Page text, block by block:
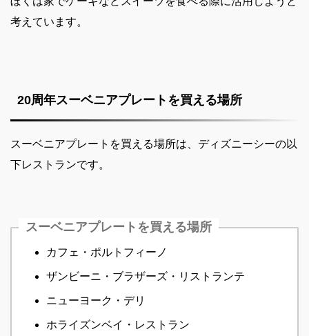
考えています。
20周年スーベニアプレートを買える場所
スーベニアプレートを買える場所は、ディズニーシーの以
下レストランです。
スーベニアプレートを買える場所
カフェ・ポルトフィーノ
ザンビーニ・ブラザーズ・リストランテ
ニューヨーク・デリ
ホライズンベイ・レストラン